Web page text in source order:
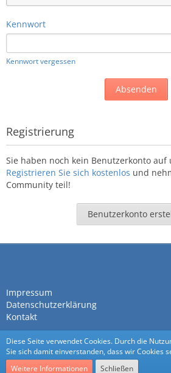
Kennwort
Kennwort vergessen
Registrierung
Sie haben noch kein Benutzerkonto auf
Registrieren Sie sich kostenlos und
Community teil!
Benutzerkonto
Impressum
Datenschutzerklärung
Kontakt
Diese Seite verwendet Cookies. Durch die
Sie sich damit einverstanden, dass wir Cookies
Weitere Informationen
Schließen